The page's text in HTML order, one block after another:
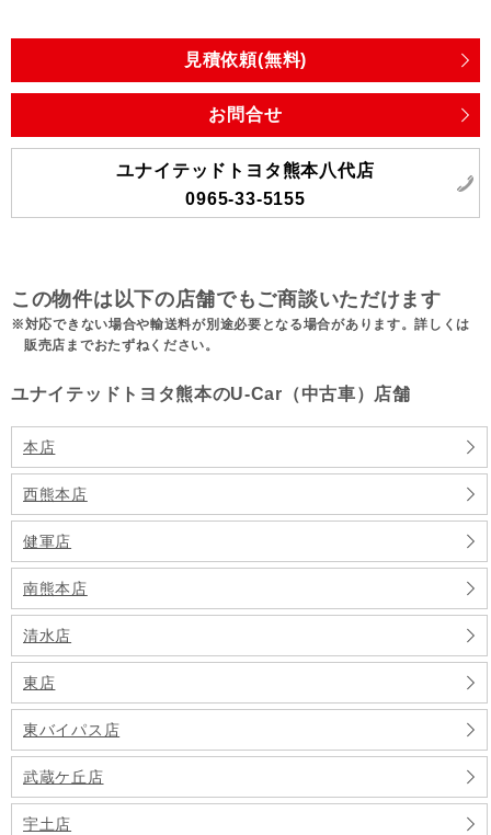
見積依頼(無料)
お問合せ
ユナイテッドトヨタ熊本八代店
0965-33-5155
この物件は以下の店舗でもご商談いただけます
対応できない場合や輸送料が別途必要となる場合があります。詳しくは
販売店までおたずねください。
ユナイテッドトヨタ熊本のU-Car（中古車）店舗
本店
西熊本店
健軍店
南熊本店
清水店
東店
東バイパス店
武蔵ケ丘店
宇土店